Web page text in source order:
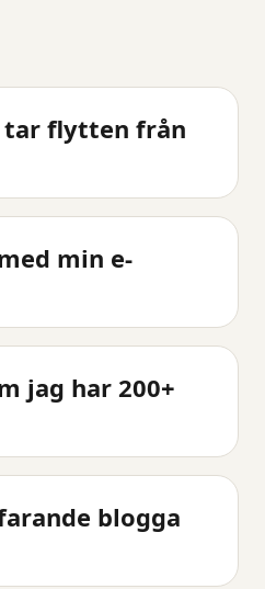
tar flytten från
min e-
jag har 200+
blogga